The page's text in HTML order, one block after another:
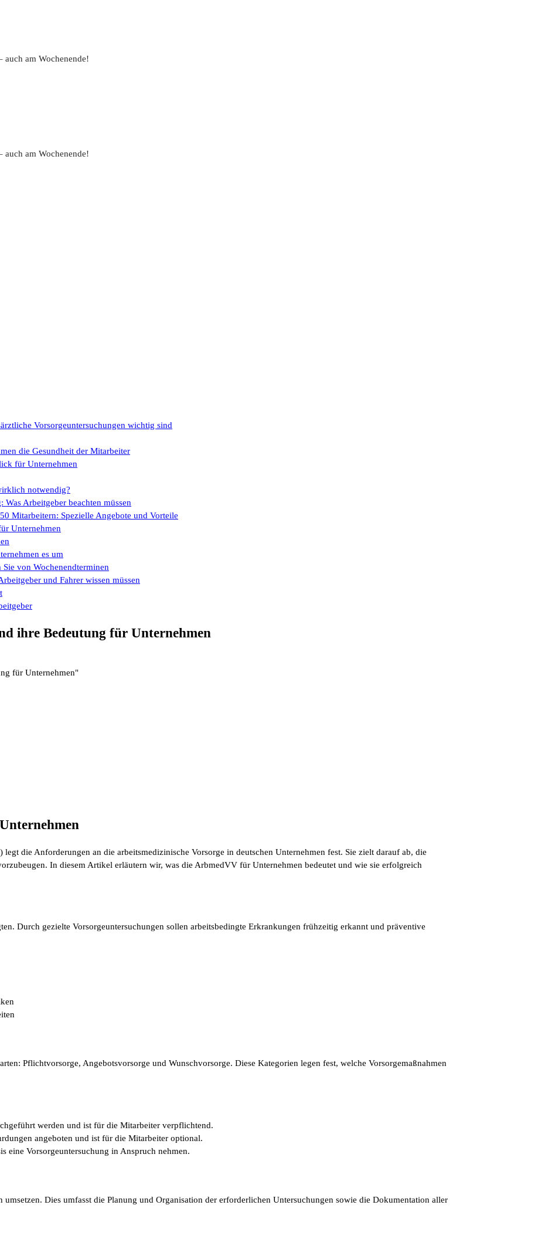
auch am Wochenende!
auch am Wochenende!
Vorsorgeuntersuchungen wichtig sind
die Gesundheit der Mitarbeiter
für Unternehmen
notwendig?
Arbeitgeber beachten müssen
Mitarbeitern: Spezielle Angebote und Vorteile
Unternehmen
es um
von Wochenendterminen
und Fahrer wissen müssen
ihre Bedeutung für Unternehmen
für Unternehmen"
die Anforderungen an die arbeitsmedizinische Vorsorge in deutschen Unternehmen fest. Sie zielt darauf ab, die
In diesem Artikel erläutern wir, was die ArbmedVV für Unternehmen bedeutet und wie sie erfolgreich
Durch gezielte Vorsorgeuntersuchungen sollen arbeitsbedingte Erkrankungen frühzeitig erkannt und präventive
Pflichtvorsorge, Angebotsvorsorge und Wunschvorsorge. Diese Kategorien legen fest, welche Vorsorgemaßnahmen
werden und ist für die Mitarbeiter verpflichtend.
angeboten und ist für die Mitarbeiter optional.
eine Vorsorgeuntersuchung in Anspruch nehmen.
Dies umfasst die Planung und Organisation der erforderlichen Untersuchungen sowie die Dokumentation aller